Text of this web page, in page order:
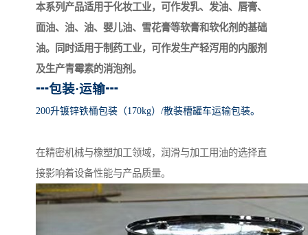
本系列产品适用于化妆工业，可作发乳、发油、唇膏、
面油、油、油、婴儿油、雪花膏等软膏和软化剂的基础
油。同时适用于制药工业，可作发生产轻泻用的内服剂
及生产青霉素的消泡剂。
┅包装·运输┅
200升镀锌铁桶包装（170kg）/散装槽罐车运输包装。
在精密机械与橡塑加工领域，润滑与加工用油的选择直
接影响着设备性能与产品质量。